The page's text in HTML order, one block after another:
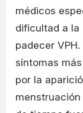
médicos
dificultad a la
padecer
síntomas
por la